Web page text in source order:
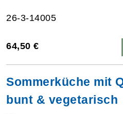
26-3-14005
64,50 €
Sommerküche mit
bunt & vegetarisch